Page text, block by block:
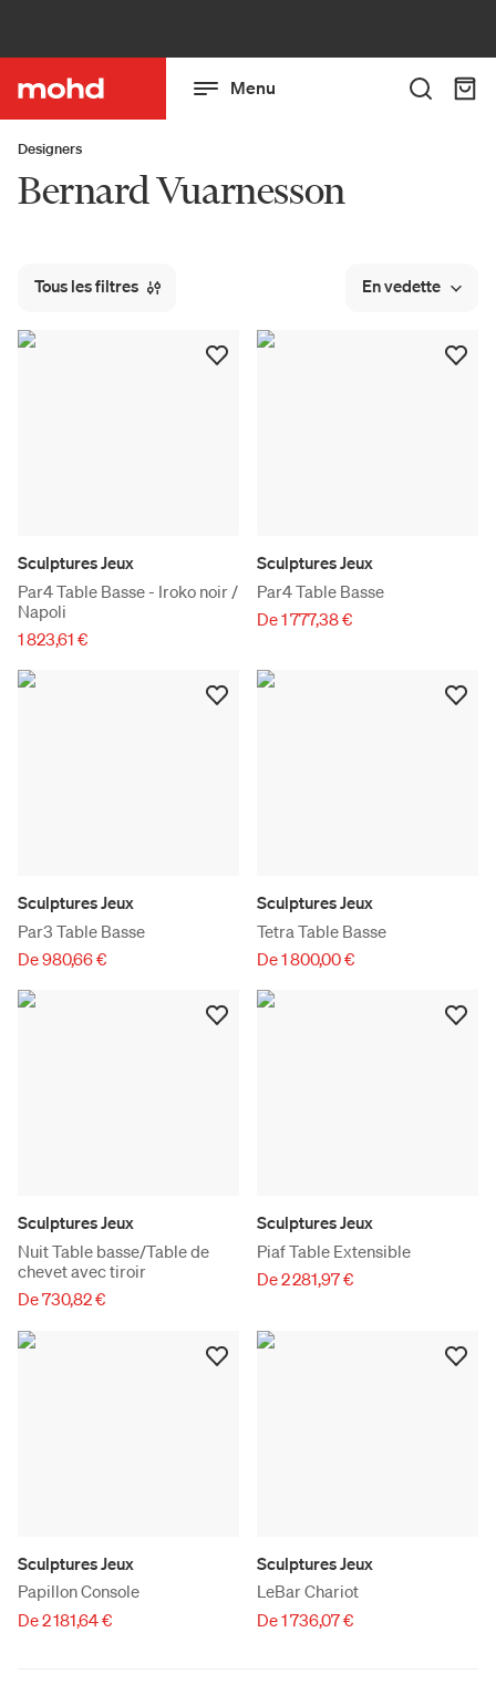
Menu
Designers
Bernard Vuarnesson
Tous les filtres En vedette
Sculptures Jeux
Par4 Table Basse - Iroko noir /
Napoli
1 823,61 €
Sculptures Jeux
Par4 Table Basse
De 1 777,38 €
Sculptures Jeux
Par3 Table Basse
De 980,66 €
Sculptures Jeux
Tetra Table Basse
De 1 800,00 €
Sculptures Jeux
Nuit Table basse/Table de
chevet avec tiroir
De 730,82 €
Sculptures Jeux
Piaf Table Extensible
De 2 281,97 €
Sculptures Jeux
Papillon Console
De 2 181,64 €
Sculptures Jeux
LeBar Chariot
De 1 736,07 €